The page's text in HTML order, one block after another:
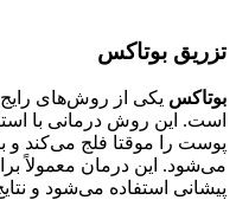
تزریق بوتاکس
بوتاکس یکی از روش‌های
است. این روش درمانی با
پوست را موقتا فلج
می‌شود. این درمان معمولاً
پیشانی استفاده می‌شود و نتایج آن می‌تواند